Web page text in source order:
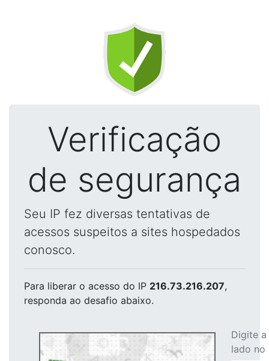
Verificação
de segurança
Seu IP fez diversas tentativas de
acessos suspeitos a sites hospedados
conosco.
Para liberar o acesso do IP 216.73.216.207,
responda ao desafio abaixo.
Digite
lado no